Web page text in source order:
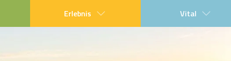
Erlebnis Vital